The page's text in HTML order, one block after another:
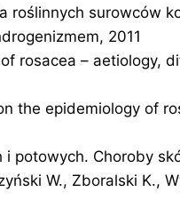
roślinnych surowców
2011
rosacea – aetiology,
the epidemiology of
i potowych. Choroby
W., Zboralski K.,